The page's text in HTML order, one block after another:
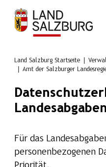
Zum Hauptinhalt springen
Land Salzburg Startseite
Amt der Salzburger
Für das
personenbezogenen